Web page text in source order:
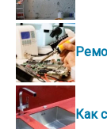
Как